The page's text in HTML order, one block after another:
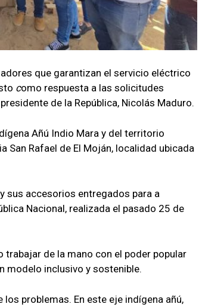
que garantizan el servicio eléctrico
como respuesta a las solicitudes
de la República, Nicolás Maduro.
Añú Indio Mara y del territorio
San Rafael de El Moján, localidad ubicada
sus accesorios entregados para a
Nacional, realizada el pasado 25 de
trabajar de la mano con el poder popular
modelo inclusivo y sostenible.
problemas. En este eje indígena añú,